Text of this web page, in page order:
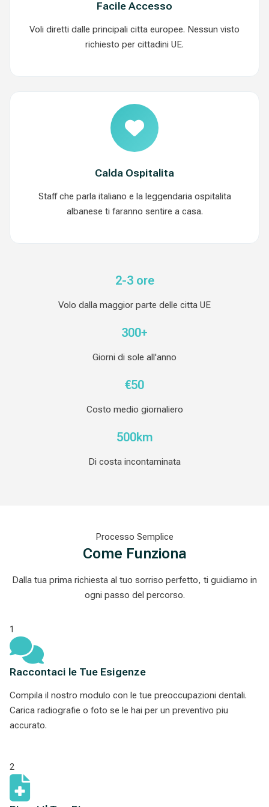
Facile Accesso
Voli diretti dalle principali citta europee. Nessun visto
richiesto per cittadini UE.
Calda Ospitalita
Staff che parla italiano e la leggendaria ospitalita
albanese ti faranno sentire a casa.
2-3 ore
Volo dalla maggior parte delle citta UE
300+
Giorni di sole all'anno
€50
Costo medio giornaliero
500km
Di costa incontaminata
Processo Semplice
Come Funziona
Dalla tua prima richiesta al tuo sorriso perfetto, ti guidiamo in
ogni passo del percorso.
1
Raccontaci le Tue Esigenze
Compila il nostro modulo con le tue preoccupazioni dentali.
Carica radiografie o foto se le hai per un preventivo piu
accurato.
2